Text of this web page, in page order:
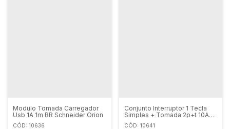
Modulo Tomada Carregador
Usb 1A 1m BR Schneider Orion
CÓD: 10636
Conjunto Interruptor 1 Tecla
Simples + Tomada 2p+t 10A
250v Pl/br Schneider Orion
CÓD: 10641